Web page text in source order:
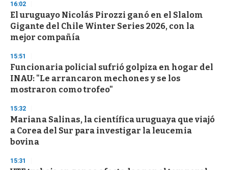
16:02
El uruguayo Nicolás Pirozzi ganó en el Slalom
Gigante del Chile Winter Series 2026, con la
mejor compañía
15:51
Funcionaria policial sufrió golpiza en hogar del
INAU: "Le arrancaron mechones y se los
mostraron como trofeo"
15:32
Mariana Salinas, la científica uruguaya que viajó
a Corea del Sur para investigar la leucemia
bovina
15:31